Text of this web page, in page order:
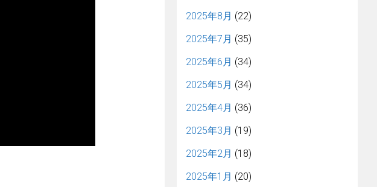
2025年8月 (22)
2025年7月 (35)
2025年6月 (34)
2025年5月 (34)
2025年4月 (36)
2025年3月 (19)
2025年2月 (18)
2025年1月 (20)